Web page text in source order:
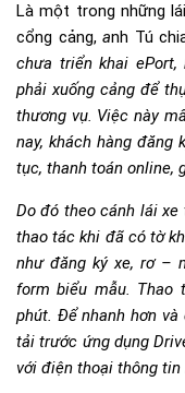
Là một trong những
cổng cảng,anh Tú
chưa triển khai ePort,
phải xuống cảng để
thương vụ. Việc này
nay, khách hàng đăng
tục, thanh toán online,
Do đó theo cánh lái
thao tác khi đã có tờ
như đăng ký xe, rơ –
form biểu mẫu.
phút. Để nhanh hơn
tải trước ứng dụng
với điện thoại thông tin